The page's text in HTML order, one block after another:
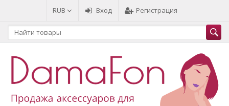
RUB Вход Регистрация